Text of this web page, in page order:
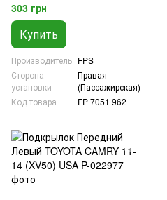
303 грн
Купить
Производитель FPS
Сторона
установки
Правая
(Пассажирская)
Код товара
FP 7051 962